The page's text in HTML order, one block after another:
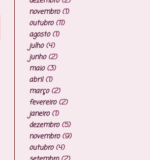
novembro(1)
outubro(11)
agosto(1)
julho(4)
junho(2)
maio(3)
abril(1)
março(2)
fevereiro(2)
janeiro(1)
dezembro(5)
novembro(9)
outubro(4)